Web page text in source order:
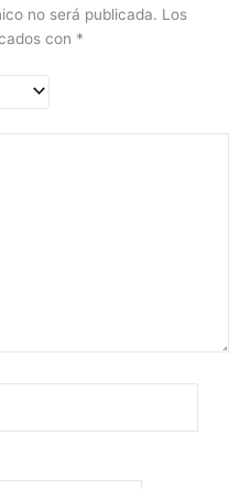
no será publicada. Los
con *